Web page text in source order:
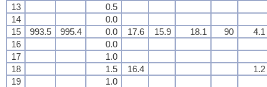
13
0.5
14
0.0
15
993.5 995.4 0.0 17.6 15.9 18.1 90
4.1
16
0.0
17
1.0
18
1.5 16.4
1.2
19
1.0